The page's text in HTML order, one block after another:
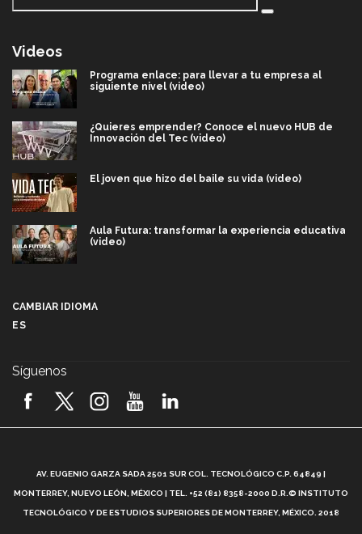
Videos
Programa enlace: para llevar a tu empresa al
siguiente nivel (video)
¿Quieres emprender? Conoce el nuevo HUB de
Innovación del Tec (video)
El joven que hizo del baile su vida (video)
Aula Futura: transformar la experiencia educativa
(video)
2026! (video)
¿Cómo es el Modelo Educativo Tec? (video)
CAMBIAR IDIOMA
ES
Síguenos
AV. EUGENIO GARZA SADA 2501 SUR COL. TECNOLÓGICO C.P. 64849 |
MONTERREY, NUEVO LEÓN, MÉXICO | TEL. +52 (81) 8358-2000 D.R.© INSTITUTO
TECNOLÓGICO Y DE ESTUDIOS SUPERIORES DE MONTERREY, MÉXICO. 2018